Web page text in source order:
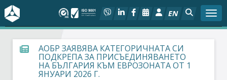
EN
За БСК
На фокус
АОБР ЗАЯВЯВА КАТЕГОРИЧНАТА СИ
ПОДКРЕПА ЗА ПРИСЪЕДИНЯВАНЕТО
НА БЪЛГАРИЯ КЪМ ЕВРОЗОНАТА ОТ 1
ЯНУАРИ 2026 Г.